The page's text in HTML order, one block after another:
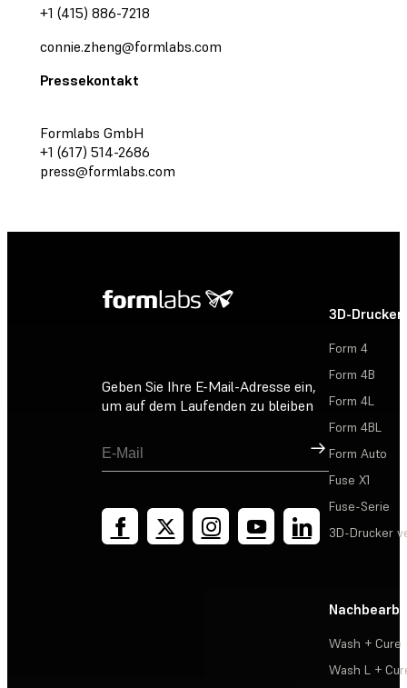
+1 (415) 886-7218
connie.zheng@formlabs.com
Pressekontakt
Formlabs GmbH
+1 (617) 514-2686
press@formlabs.com
Geben Sie Ihre E-Mail-Adresse ein,
um auf dem Laufenden zu bleiben
Registrieren
3D-Drucker
Form 4
Form 4B
Form 4L
Form 4BL
Form Auto
Fuse X1
Fuse-Serie
3D-Drucker
Wash + Cure
Wash L +